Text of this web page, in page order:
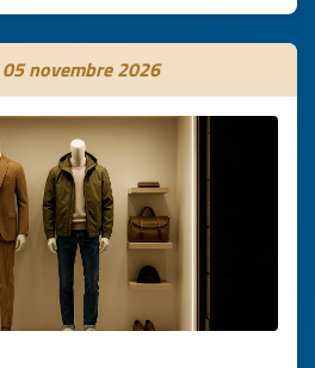
05 novembre 2026